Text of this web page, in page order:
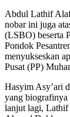
Abdul Lathif
nobar ini juga
(LSBO) beserta
Pondok
menyukseskan
Pusat (PP)
Hasyim Asy’ari
yang biografinya
lanjut lagi, Lathif